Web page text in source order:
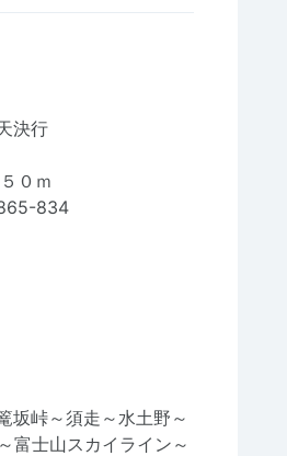
決行
０ｍ
山中865-834
坂峠～須走～水土野～
富士山スカイライン～